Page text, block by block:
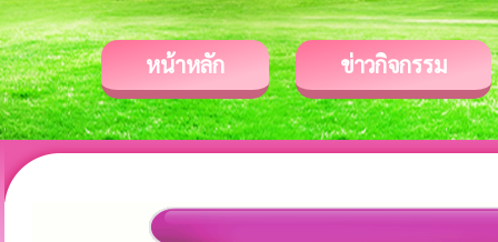
หน้าหลัก ข่าวกิจกรรม